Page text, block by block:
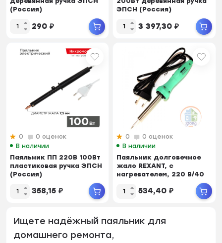
(Россия)
290 ₽
ЭПСН (Россия)
3 397,30 ₽
0
0 оценок
В наличии
Паяльник ПП 220В 100Вт
пластиковая ручка ЭПСН
(Россия)
358,15 ₽
0
0 оценок
В наличии
Паяльник долговечное
жало REXANT, с
нагревателем, 220 В/40
534,40 ₽
Ищете надёжный паяльник для
домашнего ремонта,